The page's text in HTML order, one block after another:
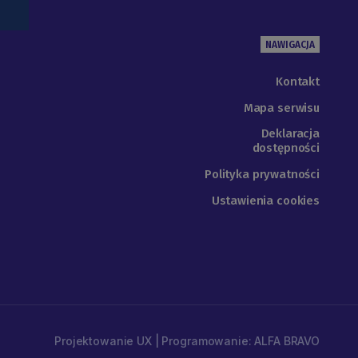
NAWIGACJA
Kontakt
Mapa serwisu
Deklaracja
dostępności
Polityka prywatności
Ustawienia cookies
Projektowanie UX | Programowanie: ALFA BRAVO